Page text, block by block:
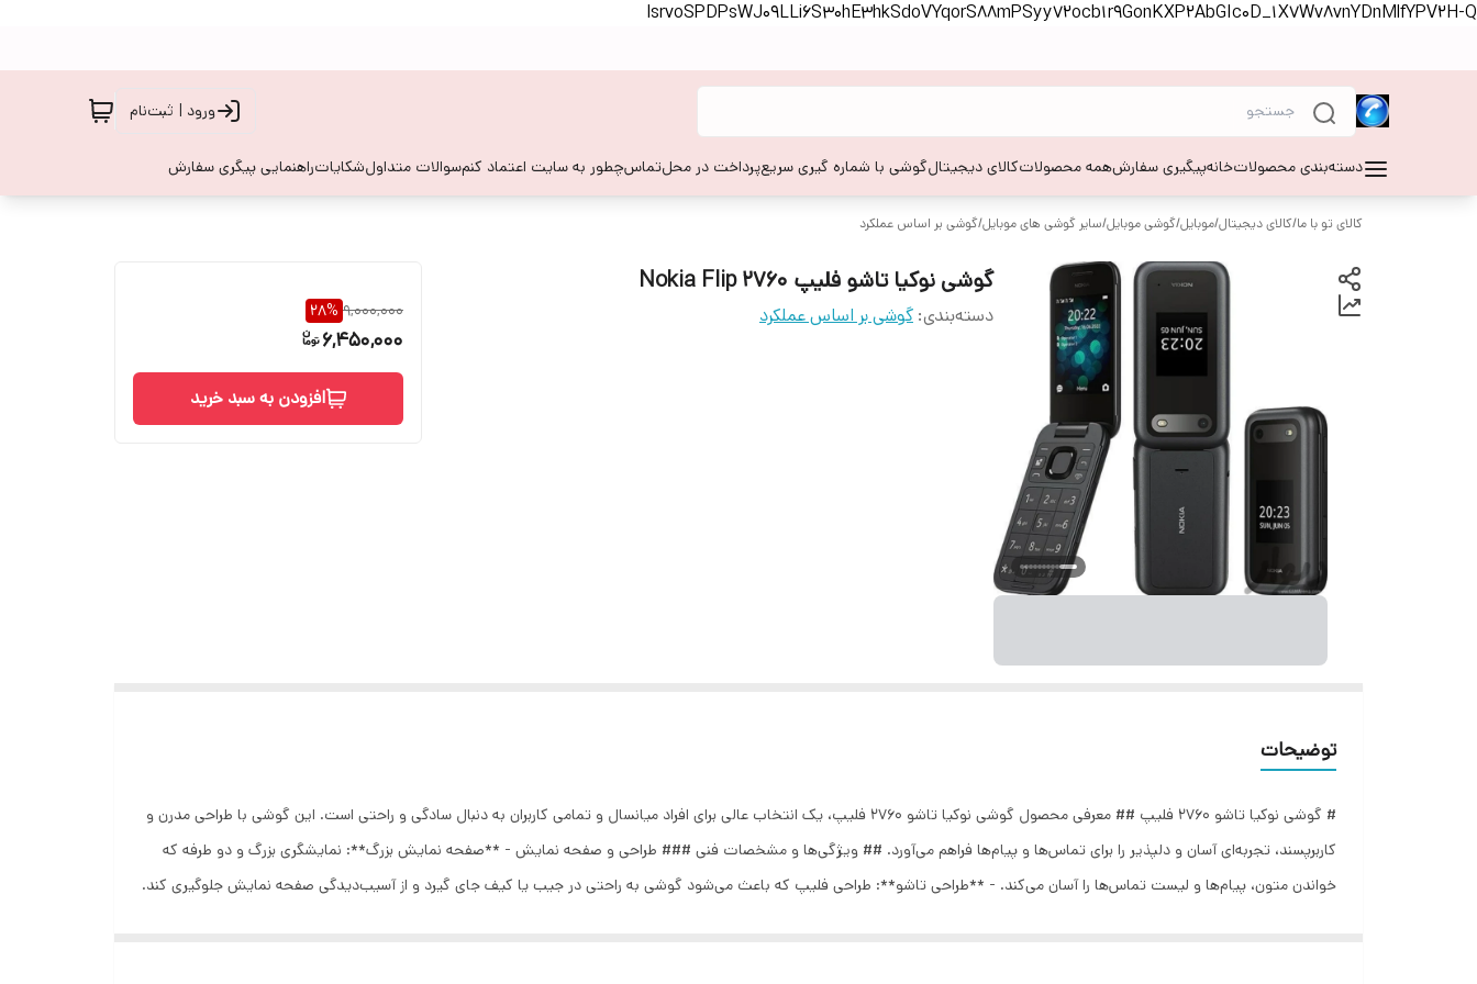
lsrvoSPDPsWJ09LLi6S30hE3hkSdoVYqorS88mPSyy72ocb1r9GonKXP2AbGIc0D_1X7Wv8vnYDnMlfYPV2H-Q
ورود | ثبت‌نام
دسته‌بندی محصولاتخانهپیگیری سفارشهمه محصولاتکالای دیجیتالگوشی با شماره گیری سریعپرداخت در محلتماسچطور به سایت اعتماد کنمسوالات متداولشکایاتراهنمایی پیگری سفارش
کالای تو با ما/کالای دیجیتال/موبایل/گوشی موبایل/سایر گوشی های موبایل/گوشی بر اساس عملکرد
گوشی نوکیا تاشو فلیپ 2760 Nokia Flip
دسته‌بندی: گوشی بر اساس عملکرد 9,000,000
28%
6,450,000
افزودن به سبد خرید
توضیحات
# گوشی نوکیا تاشو 2760 فلیپ ## معرفی محصول گوشی نوکیا تاشو 2760 فلیپ، یک انتخاب عالی برای افراد میانسال و تمامی کاربران به دنبال سادگی و راحتی است. این گوشی با طراحی مدرن و
کاربرپسند، تجربه‌ای آسان و دلپذیر را برای تماس‌ها و پیام‌ها فراهم می‌آورد. ## ویژگی‌ها و مشخصات فنی ### طراحی و صفحه نمایش - **صفحه نمایش بزرگ**: نمایشگری بزرگ و دو طرفه که
خواندن متون، پیام‌ها و لیست تماس‌ها را آسان می‌کند. - **طراحی تاشو**: طراحی فلیپ که باعث می‌شود گوشی به راحتی در جیب یا کیف جای گیرد و از آسیب‌دیدگی صفحه نمایش جلوگیری کند.